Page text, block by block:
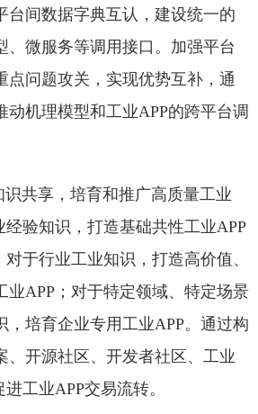
台间数据字典互认，建设统一的
、微服务等调用接口。加强平台
点问题攻关，实现优势互补，通
动机理模型和工业APP的跨平台调
识共享，培育和推广高质量工业
经验知识，打造基础共性工业APP
于行业工业知识，打造高价值、
业APP；对于特定领域、特定场景
，培育企业专用工业APP。通过构
、开源社区、开发者社区、工业
工业APP交易流转。